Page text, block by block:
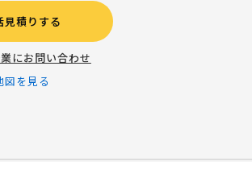
見積りする
にお問い合わせ
図を見る